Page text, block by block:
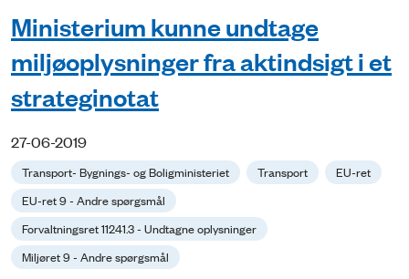
Ministerium kunne undtage
miljøoplysninger fra aktindsigt i et
strateginotat
27-06-2019
Transport- Bygnings- og Boligministeriet Transport
EU-ret
EU-ret 9 - Andre spørgsmål
Forvaltningsret 11241.3 - Undtagne oplysninger
Miljøret 9 - Andre spørgsmål